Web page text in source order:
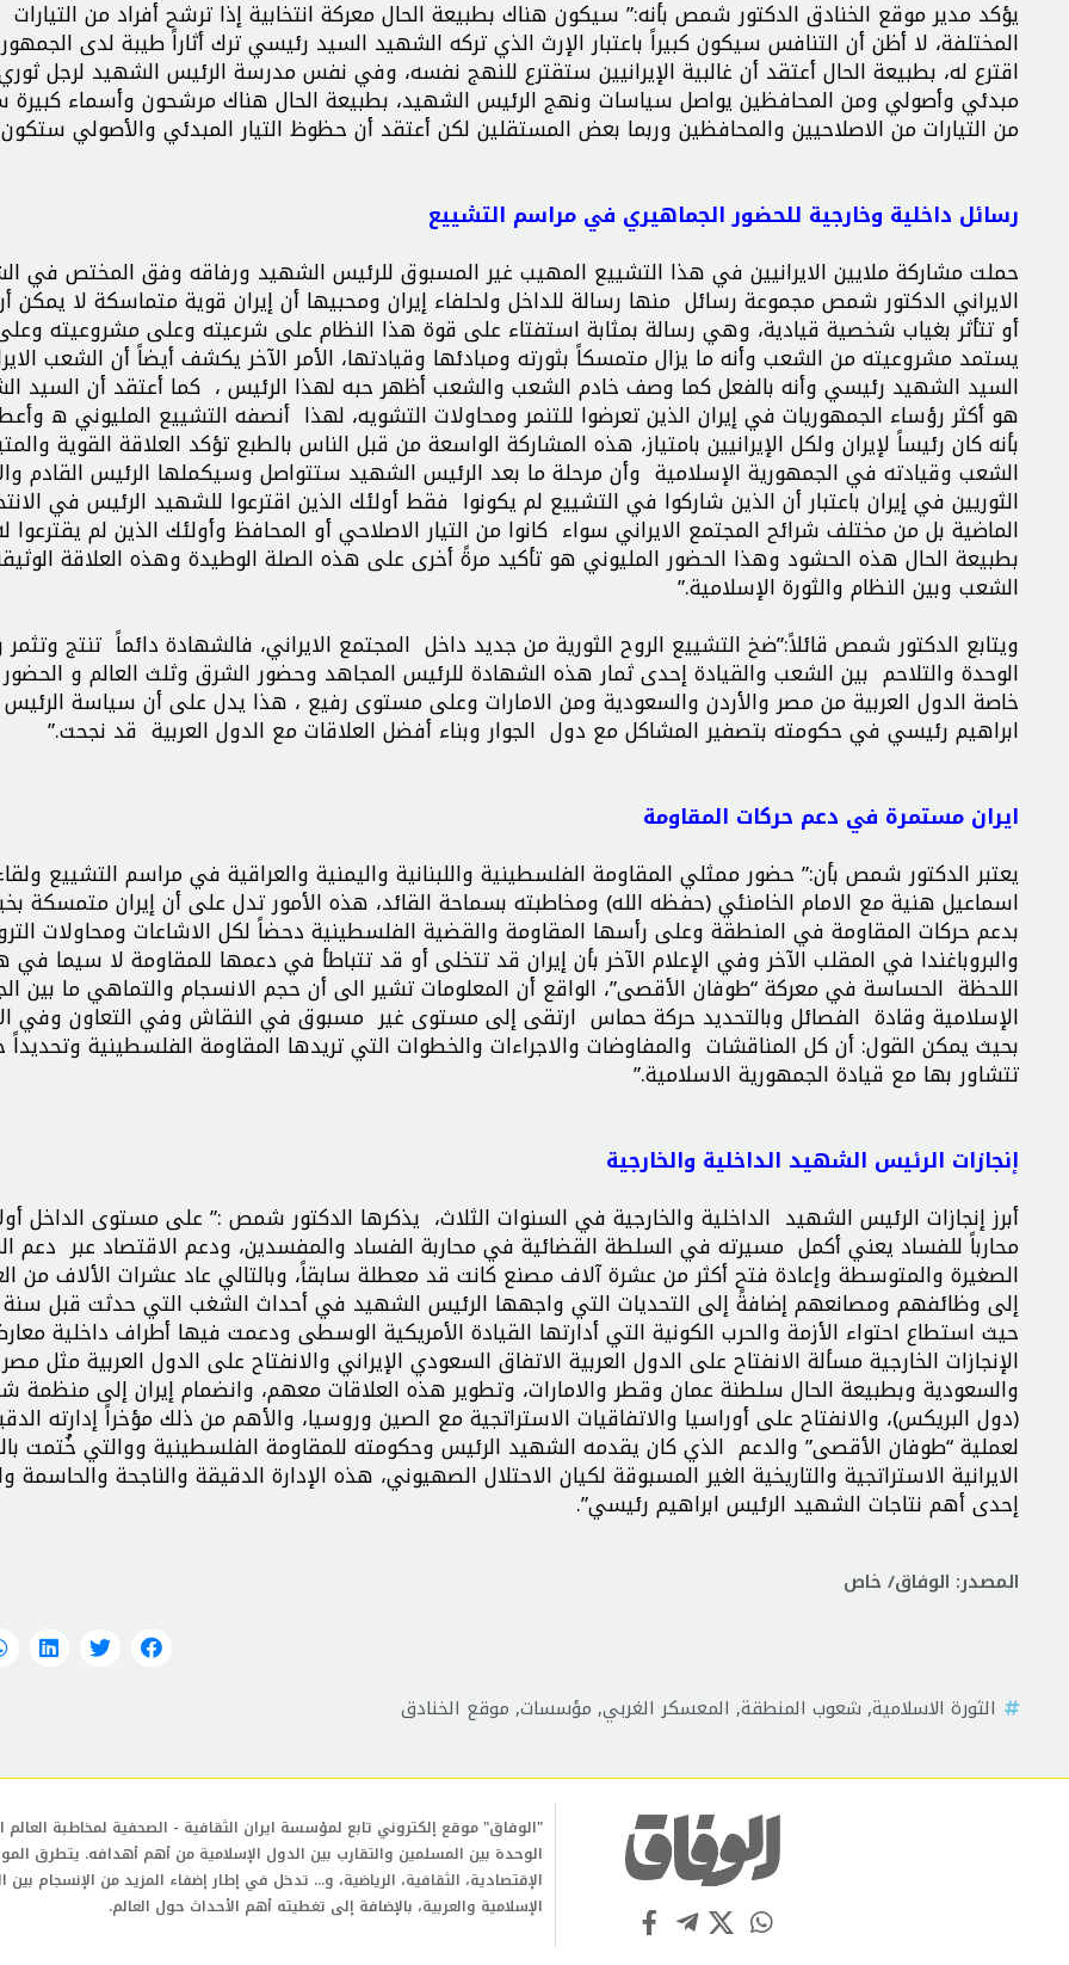
يؤكد مدير موقع الخنادق الدكتور شمص بأنه:” سيكون هناك بطبيعة الحال معركة انتخابية إذا ترشح أفراد من التيارات
المختلفة، لا أظن أن التنافس سيكون كبيراً باعتبار الإرث الذي تركه الشهيد السيد رئيسي ترك أثاراً طيبة لدى
اقترع له، بطبيعة الحال أعتقد أن غالبية الإيرانيين ستقترع للنهج نفسه، وفي نفس مدرسة الرئيس الشهيد لرجل
مبدئي وأصولي ومن المحافظين يواصل سياسات ونهج الرئيس الشهيد، بطبيعة الحال هناك مرشحون وأسماء
من التيارات من الاصلاحيين والمحافظين وربما بعض المستقلين لكن أعتقد أن حظوظ التيار المبدئي والأصولي ستكون
رسائل داخلية وخارجية للحضور الجماهيري في مراسم التشييع
حملت مشاركة ملايين الايرانيين في هذا التشييع المهيب غير المسبوق للرئيس الشهيد ورفاقه وفق المختص في
الايراني الدكتور شمص مجموعة رسائل منها رسالة للداخل ولحلفاء إيران ومحبيها أن إيران قوية متماسكة لا يمكن
أو تتأثر بغياب شخصية قيادية، وهي رسالة بمثابة استفتاء على قوة هذا النظام على شرعيته وعلى مشروعيته
يستمد مشروعيته من الشعب وأنه ما يزال متمسكاً بثورته ومبادئها وقيادتها، الأمر الآخر يكشف أيضاً أن الشعب
السيد الشهيد رئيسي وأنه بالفعل كما وصف خادم الشعب والشعب أظهر حبه لهذا الرئيس ، كما أعتقد أن السيد
هو أكثر رؤساء الجمهوريات في إيران الذين تعرضوا للتنمر ومحاولات التشويه، لهذا أنصفه التشييع المليوني ه
بأنه كان رئيساً لإيران ولكل الإيرانيين بامتياز، هذه المشاركة الواسعة من قبل الناس بالطبع تؤكد العلاقة القوية
الشعب وقيادته في الجمهورية الإسلامية وأن مرحلة ما بعد الرئيس الشهيد ستتواصل وسيكملها الرئيس القادم
الثوريين في إيران باعتبار أن الذين شاركوا في التشييع لم يكونوا فقط أولئك الذين اقترعوا للشهيد الرئيس في
الماضية بل من مختلف شرائح المجتمع الايراني سواء كانوا من التيار الاصلاحي أو المحافظ وأولئك الذين لم يقترعوا
بطبيعة الحال هذه الحشود وهذا الحضور المليوني هو تأكيد مرةً أخرى على هذه الصلة الوطيدة وهذه العلاقة
الشعب وبين النظام والثورة الإسلامية.”
ويتابع الدكتور شمص قائلاً:”ضخ التشييع الروح الثورية من جديد داخل المجتمع الايراني، فالشهادة دائماً تنتج وتثمر
الوحدة والتلاحم بين الشعب والقيادة إحدى ثمار هذه الشهادة للرئيس المجاهد وحضور الشرق وثلث العالم و الحضور
خاصة الدول العربية من مصر والأردن والسعودية ومن الامارات وعلى مستوى رفيع ، هذا يدل على أن سياسة
ابراهيم رئيسي في حكومته بتصفير المشاكل مع دول الجوار وبناء أفضل العلاقات مع الدول العربية قد نجحت.”
ايران مستمرة في دعم حركات المقاومة
يعتبر الدكتور شمص بأن:” حضور ممثلي المقاومة الفلسطينية واللبنانية واليمنية والعراقية في مراسم التشييع
اسماعيل هنية مع الامام الخامنئي (حفظه الله) ومخاطبته بسماحة القائد، هذه الأمور تدل على أن إيران متمسكة
بدعم حركات المقاومة في المنطقة وعلى رأسها المقاومة والقضية الفلسطينية دحضاً لكل الاشاعات ومحاولات
والبروباغندا في المقلب الآخر وفي الإعلام الآخر بأن إيران قد تتخلى أو قد تتباطأ في دعمها للمقاومة لا سيما في
اللحظة الحساسة في معركة “طوفان الأقصى”، الواقع أن المعلومات تشير الى أن حجم الانسجام والتماهي ما بين
الإسلامية وقادة الفصائل وبالتحديد حركة حماس ارتقى إلى مستوى غير مسبوق في النقاش وفي التعاون وفي
بحيث يمكن القول: أن كل المناقشات والمفاوضات والاجراءات والخطوات التي تريدها المقاومة الفلسطينية
تتشاور بها مع قيادة الجمهورية الاسلامية.”
إنجازات الرئيس الشهيد الداخلية والخارجية
أبرز إنجازات الرئيس الشهيد الداخلية والخارجية في السنوات الثلاث، يذكرها الدكتور شمص :” على مستوى الداخل
محارباً للفساد يعني أكمل مسيرته في السلطة القضائية في محاربة الفساد والمفسدين، ودعم الاقتصاد عبر دعم
الصغيرة والمتوسطة وإعادة فتح أكثر من عشرة آلاف مصنع كانت قد معطلة سابقاً، وبالتالي عاد عشرات الألاف من
إلى وظائفهم ومصانعهم إضافةً إلى التحديات التي واجهها الرئيس الشهيد في أحداث الشغب التي حدثت قبل
حيث استطاع احتواء الأزمة والحرب الكونية التي أدارتها القيادة الأمريكية الوسطى ودعمت فيها أطراف داخلية
الإنجازات الخارجية مسألة الانفتاح على الدول العربية الاتفاق السعودي الإيراني والانفتاح على الدول العربية مثل
والسعودية وبطبيعة الحال سلطنة عمان وقطر والامارات، وتطوير هذه العلاقات معهم، وانضمام إيران إلى منظمة
(دول البريكس)، والانفتاح على أوراسيا والاتفاقيات الاستراتجية مع الصين وروسيا، والأهم من ذلك مؤخراً إدارته
لعملية “طوفان الأقصى” والدعم الذي كان يقدمه الشهيد الرئيس وحكومته للمقاومة الفلسطينية ووالتي خُتمت
الايرانية الاستراتجية والتاريخية الغير المسبوقة لكيان الاحتلال الصهيوني، هذه الإدارة الدقيقة والناجحة والحاسمة
إحدى أهم نتاجات الشهيد الرئيس ابراهيم رئيسي”.
المصدر: الوفاق/ خاص
الثورة الاسلامية, شعوب المنطقة, المعسكر الغربي, مؤسسات, موقع الخنادق
"الوفاق" موقع إلكتروني تابع لمؤسسة ايران الثقافية - الصحفية لمخاطبة العالم
الوحدة بين المسلمين والتقارب بين الدول الإسلامية من أهم أهدافه. يتطرق
الإقتصادية، الثقافية، الرياضية، و... تدخل في إطار إضفاء المزيد من الإنسجام بين
الإسلامية والعربية، بالإضافة إلى تغطيته أهم الأحداث حول العالم.